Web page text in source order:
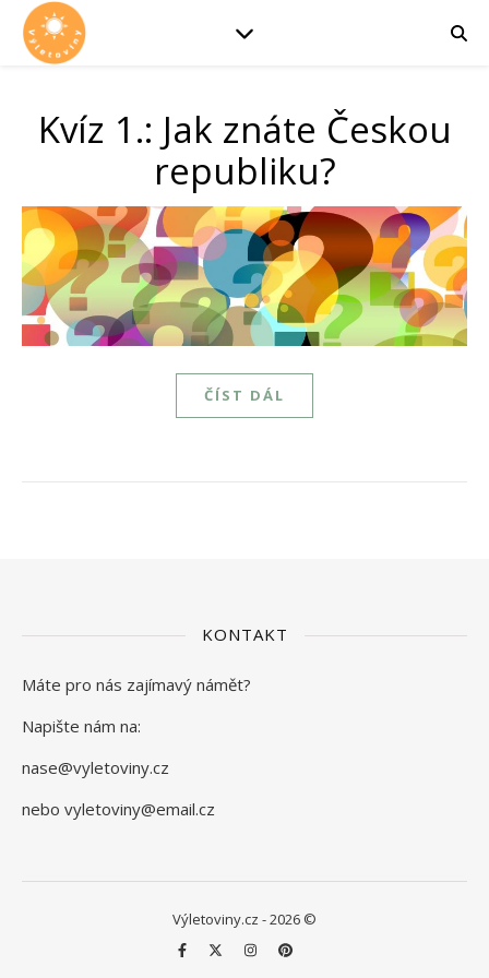
Kvíz 1.: Jak znáte Českou
republiku?
ČÍST DÁL
KONTAKT
Máte pro nás zajímavý námět?
Napište nám na:
nase@vyletoviny.cz
nebo vyletoviny@email.cz
Výletoviny.cz - 2026 ©